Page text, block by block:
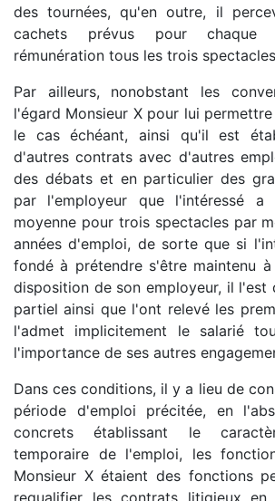
des tournées, qu'en outre, il
cachets prévus pour chaque
rémunération tous les trois
Par ailleurs, nonobstant les
l'égard Monsieur X pour lui
le cas échéant, ainsi qu'il est
d'autres contrats avec d'autres
des débats et en particulier des
par l'employeur que l'intéressé a
moyenne pour trois spectacles par
années d'emploi, de sorte que si
fondé à prétendre s'être maintenu
disposition de son employeur, il l'est
partiel ainsi que l'ont relevé les
l'admet implicitement le salarié
l'importance de ses autres
Dans ces conditions, il y a lieu de
période d'emploi précitée, en
concrets établissant le
temporaire de l'emploi, les
Monsieur X étaient des fonctions
requalifier les contrats litigieux